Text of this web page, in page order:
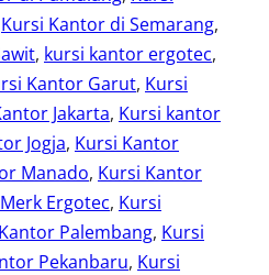
Kursi Kantor di Semarang
, kursi kantor ergotec
Kantor Garut, Kursi
Jakarta, Kursi kantor
Jogja, Kursi Kantor
Manado, Kursi Kantor
Ergotec, Kursi
Palembang, Kursi
Pekanbaru, Kursi